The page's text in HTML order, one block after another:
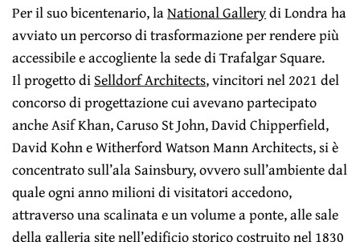
Per il suo bicentenario, laNational Gallerydi Londra ha
avviato un percorso di trasformazione per rendere più
accessibile e accogliente la sede di Trafalgar Square.
Il progetto diSelldorf Architects, vincitori nel 2021 del
concorso di progettazione cui avevano partecipato
anche Asif Khan, Caruso St John, David Chipperfield,
David Kohn e Witherford Watson Mann Architects, si è
concentrato sull’ala Sainsbury, ovvero sull’ambiente dal
quale ogni anno milioni di visitatori accedono,
attraverso una scalinata e un volume a ponte, alle sale
della galleria site nell’edificio storico costruito nel 1830